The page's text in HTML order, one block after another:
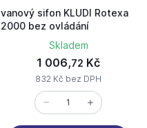
vanový sifon KLUDI Rotexa
2000 bez ovládání
Skladem
1 006,72 Kč
832 Kč bez DPH